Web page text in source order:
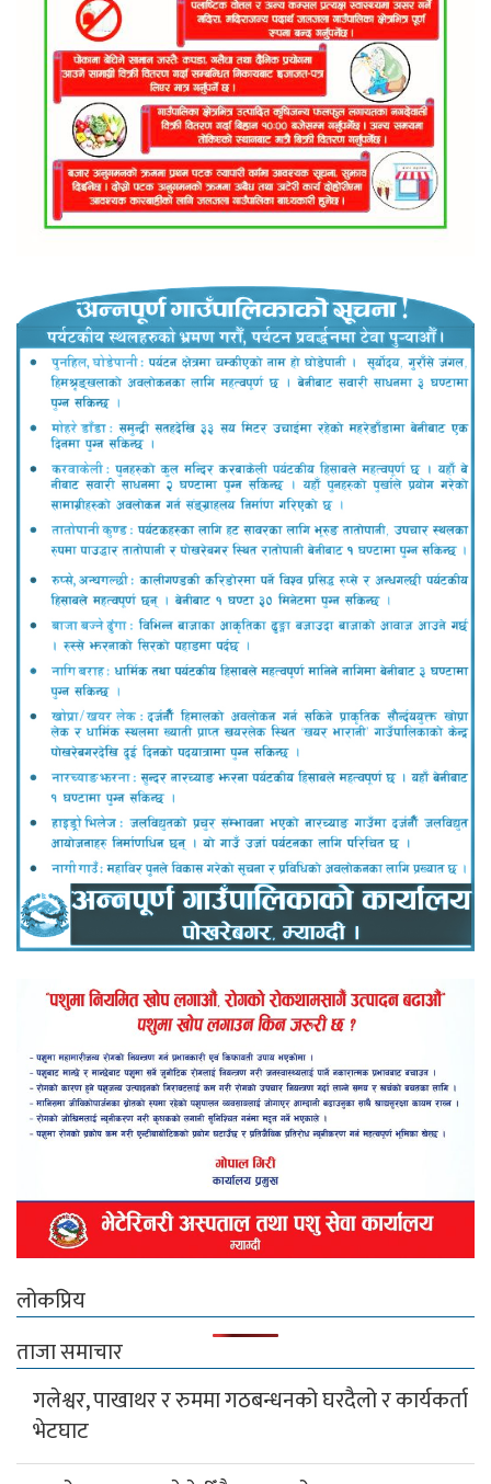
लोकप्रिय
ताजा समाचार
गलेश्वर, पाखाथर र रुममा गठबन्धनको घरदैलो र कार्यकर्ता
भेटघाट